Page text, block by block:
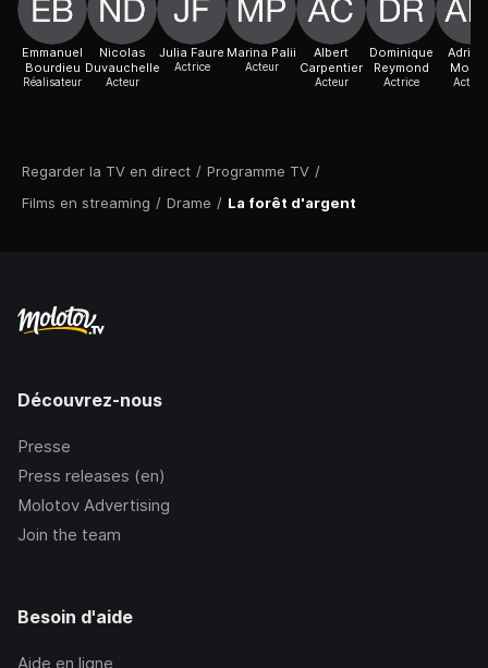
Regarder la TV en direct / Programme TV /
Films en streaming / Drame / La forêt d'argent
Emmanuel
Bourdieu
Réalisateur
Nicolas
Duvauchelle
Acteur
Julia Faure
Actrice
Marina Palii
Acteur
Albert
Carpentier
Acteur
Dominique
Reymond
Actrice Actrice
Découvrez-nous
Presse
Press releases (en)
Molotov Advertising
Join the team
Besoin d'aide
Aide en ligne